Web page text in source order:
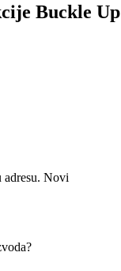
Buckle Up
Novi